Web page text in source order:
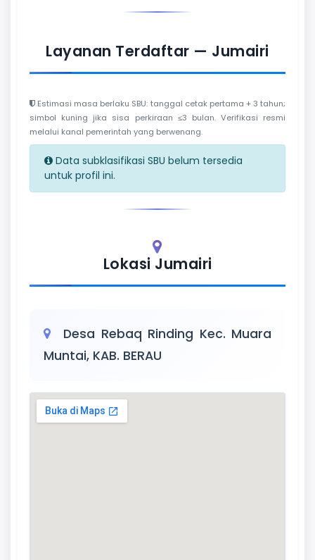
Layanan Terdaftar — Jumairi
Estimasi masa berlaku SBU: tanggal cetak pertama + 3 tahun;
simbol kuning jika sisa perkiraan ≤3 bulan. Verifikasi resmi
melalui kanal pemerintah yang berwenang.
Data subklasifikasi SBU belum tersedia
untuk profil ini.
Lokasi Jumairi
Desa Rebaq Rinding Kec. Muara
Muntai, KAB. BERAU